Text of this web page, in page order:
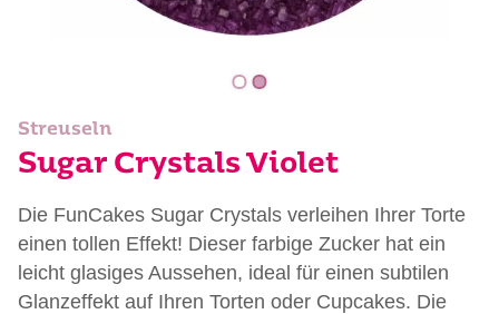
Streuseln
Sugar Crystals Violet
Die FunCakes Sugar Crystals verleihen Ihrer Torte
einen tollen Effekt! Dieser farbige Zucker hat ein
leicht glasiges Aussehen, ideal für einen subtilen
Glanzeffekt auf Ihren Torten oder Cupcakes. Die